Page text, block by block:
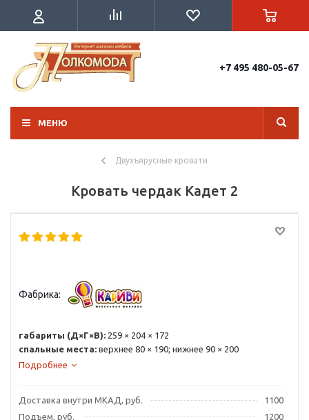
+7 495 480-05-67
МЕНЮ
Двухъярусные кровати
Кровать чердак Кадет 2
Фабрика:
габариты (Д×Г×В): 259 × 204 × 172
спальные места: верхнее 80 × 190; нижнее 90 × 200
Подробнее
Доставка внутри МКАД, руб.
1100
Подъем, руб.
1200